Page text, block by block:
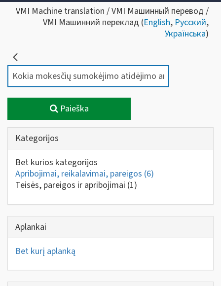
VMI Machine translation / VMI Машинный перевод /
VMI Машинний переклад (English, Русский,
Українська)
Paieška
Kategorijos
Bet kurios kategorijos
Apribojimai, reikalavimai, pareigos (6)
Teisės, pareigos ir apribojimai (1)
Aplankai
Bet kurį aplanką